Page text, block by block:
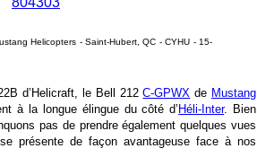
Helicopters - Saint-Hubert, QC - CYHU - 15-
d’Helicraft, le Bell 212C-GPWX de Mustang
à la longue élingue du côté d’ Héli-Inter. Bien
pas de prendre également quelques vues
présente de façon avantageuse face à nos